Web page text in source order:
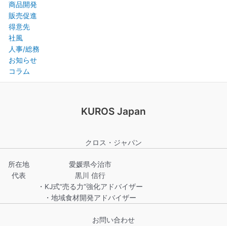
商品開発
販売促進
得意先
社風
人事/総務
お知らせ
コラム
KUROS Japan
クロス・ジャパン
所在地
代表
愛媛県今治市
黒川 信行
・KJ式“売る力”強化アドバイザー
・地域食材開発アドバイザー
お問い合わせ